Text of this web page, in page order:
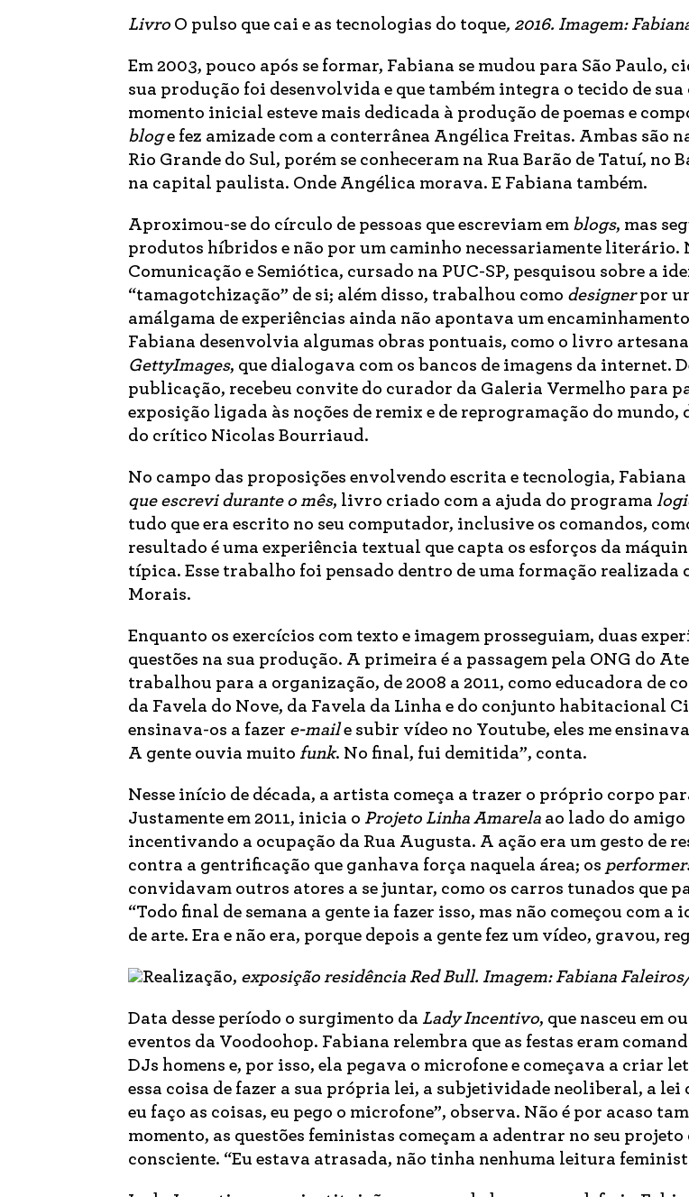
Livro O pulso que cai e as tecnologias do toque, 2016. Imagem:
Em 2003, pouco após se formar, Fabiana se mudou para São Paulo,
sua produção foi desenvolvida e que também integra o tecido de sua
momento inicial esteve mais dedicada à produção de poemas e
bloge fez amizade com a conterrânea Angélica Freitas. Ambas são
Rio Grande do Sul, porém se conheceram na Rua Barão de Tatuí, no
na capital paulista. Onde Angélica morava. E Fabiana também.
Aproximou-se do círculo de pessoas que escreviam em blogs, mas
produtos híbridos e não por um caminho necessariamente literário.
Comunicação e Semiótica, cursado na PUC-SP, pesquisou sobre a
“tamagotchização” de si; além disso, trabalhou como designerpor
amálgama de experiências ainda não apontava um
Fabiana desenvolvia algumas obras pontuais, como o livro
GettyImages, que dialogava com os bancos de imagens da internet.
publicação, recebeu convite do curador da Galeria Vermelho para
exposição ligada às noções de remix e de reprogramação do
do crítico Nicolas Bourriaud.
No campo das proposições envolvendo escrita e tecnologia,
que escrevi durante o mês, livro criado com a ajuda do programa
tudo que era escrito no seu computador, inclusive os comandos,
resultado é uma experiência textual que capta os esforços da
típica. Esse trabalho foi pensado dentro de uma formação realizada
Morais.
Enquanto os exercícios com texto e imagem prosseguiam, duas
questões na sua produção. A primeira é a passagem pela ONG do
trabalhou para a organização, de 2008 a 2011, como educadora de
da Favela do Nove, da Favela da Linha e do conjunto habitacional
ensinava-os a fazer e-maile subir vídeo no Youtube, eles me
A gente ouvia muito funk. No final, fui demitida”, conta.
Nesse início de década, a artista começa a trazer o próprio corpo
Justamente em 2011, inicia o Projeto Linha Amarela ao lado do amigo
incentivando a ocupação da Rua Augusta. A ação era um gesto de
contra a gentrificação que ganhava força naquela área; os
convidavam outros atores a se juntar, como os carros tunados que
“Todo final de semana a gente ia fazer isso, mas não começou com a
de arte. Era e não era, porque depois a gente fez um vídeo, gravou,
Realização, exposição residência Red Bull. Imagem: Fabiana
Data desse período o surgimento da Lady Incentivo, que nasceu em
eventos da Voodoohop. Fabiana relembra que as festas eram
DJs homens e, por isso, ela pegava o microfone e começava a criar
essa coisa de fazer a sua própria lei, a subjetividade neoliberal, a lei
eu faço as coisas, eu pego o microfone”, observa. Não é por acaso
momento, as questões feministas começam a adentrar no seu projeto
consciente. “Eu estava atrasada, não tinha nenhuma leitura